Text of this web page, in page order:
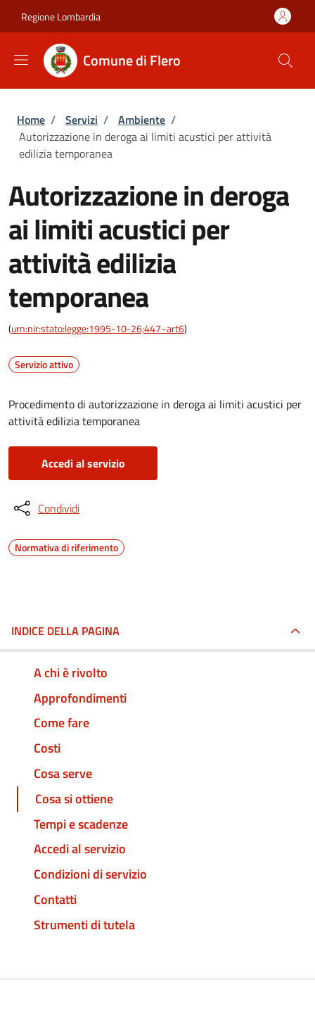
Regione Lombardia
Comune di Flero
Briciole di pane
Home / Servizi / Ambiente /
Autorizzazione in deroga ai limiti acustici per attività
edilizia temporanea
Autorizzazione in deroga
ai limiti acustici per
attività edilizia
temporanea
(urn:nir:stato:legge:1995-10-26;447~art6)
Servizio attivo
Procedimento di autorizzazione in deroga ai limiti acustici per
attività edilizia temporanea
Accedi al servizio
Condividi
Normativa di riferimento
INDICE DELLA PAGINA
A chi è rivolto
Approfondimenti
Come fare
Costi
Cosa serve
Cosa si ottiene
Tempi e scadenze
Accedi al servizio
Condizioni di servizio
Contatti
Strumenti di tutela